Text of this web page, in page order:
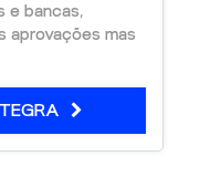
e bancas,
aprovações mas